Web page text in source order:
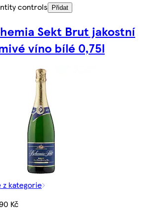
controls
Přidat
Sekt Brut jakostní
víno bílé 0,75l
z kategorie
Kč